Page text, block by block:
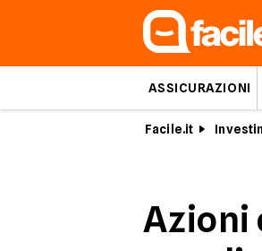
ASSICURAZIONI
Facile.it
Azioni